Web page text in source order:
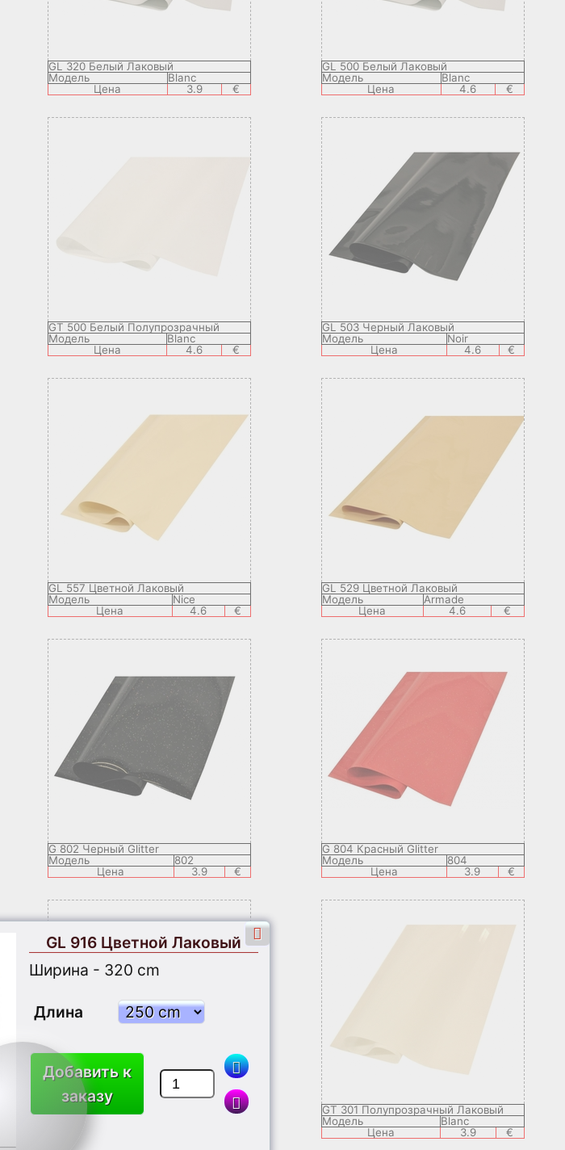
GL 320 Белый Лаковый
Модель
Blanc
Цена
3.9 €
GL 500 Белый Лаковый
Модель
Blanc
Цена
4.6 €
GT 500 Белый Полупрозрачный
Модель
Blanc
Цена
4.6 €
GL 503 Черный Лаковый
Модель
Noir
Цена
4.6 €
GL 557 Цветной Лаковый
Модель
Nice
Цена
4.6 €
GL 529 Цветной Лаковый
Модель
Armade
Цена
4.6 €
G 802 Черный Glitter
Модель
802
Цена
3.9 €
G 804 Красный Glitter
Модель
804
Цена
3.9 €
G 805 Розовый Glitter
GT 301 Полупрозрачный Лаковый
Модель
Blanc
Цена
3.9 €
GL 916 Цветной Лаковый
Ширина - 320 cm
Длина
Добавить к
заказу